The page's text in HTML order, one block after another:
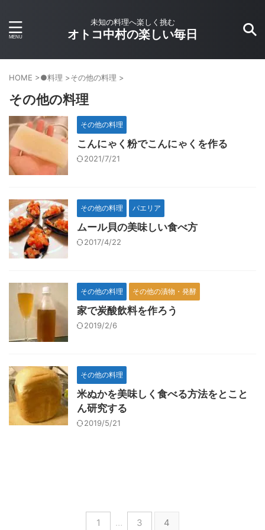
未知の料理へ楽しく挑む
オトコ中村の楽しい毎日
HOME >●料理 >その他の料理 >
その他の料理
その他の料理
こんにゃく粉でこんにゃくを作る
2021/7/21
その他の料理 パエリア
ムール貝の美味しい食べ方
2017/4/22
その他の料理 その他の漬物・発酵
家で炭酸飲料を作ろう
2019/2/6
その他の料理
米ぬかを美味しく食べる方法をとこと
ん研究する
2019/5/21
1 … 3 4